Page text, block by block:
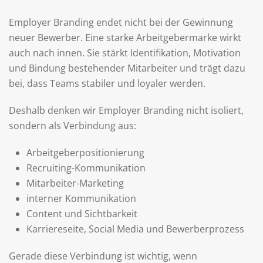
Employer Branding endet nicht bei der Gewinnung
neuer Bewerber. Eine starke Arbeitgebermarke wirkt
auch nach innen. Sie stärkt Identifikation, Motivation
und Bindung bestehender Mitarbeiter und trägt dazu
bei, dass Teams stabiler und loyaler werden.
Deshalb denken wir Employer Branding nicht isoliert,
sondern als Verbindung aus:
Arbeitgeberpositionierung
Recruiting-Kommunikation
Mitarbeiter-Marketing
interner Kommunikation
Content und Sichtbarkeit
Karriereseite, Social Media und Bewerberprozess
Gerade diese Verbindung ist wichtig, wenn